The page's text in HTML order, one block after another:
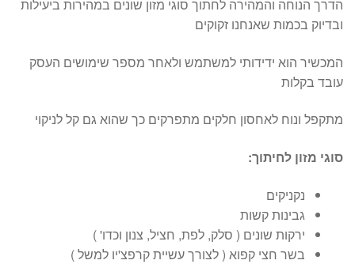
הדרך הנוחה והמהירה לחתוך סוגי מזון שונים במהירות ביעילות
ובדיוק בכמות שאנחנו זקוקים
המכשיר הוא ידידותי למשתמש ולאחר מספר שימושים העסק
עובד בקלות
מתקפל ונוח לאחסון חלקים מתפרקים כך שהוא גם קל לניקוי
סוגי מזון לחיתוך:
נקניקים
גבינות קשות
ירקות שונים ( סלק, לפת, חציל, צנון וכדו' )
בשר חצי קפוא ( לצורך עשיית קרפצ'יו למשל )